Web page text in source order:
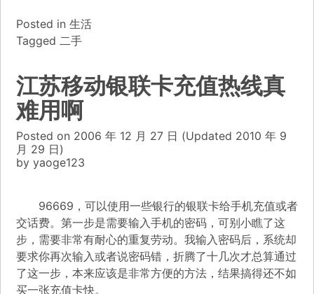
Posted in 生活
Tagged 二手
江苏移动银联卡充值热线真
难用啊
Posted on 2006 年 12 月 27 日 (Updated 2010 年 9
月 29 日)
by yaoge123
96669，可以使用一些银行的银联卡给手机充值或者
交话费。第一步是需要输入手机的密码，可别小瞧了这
步，需要非常有耐心的重复劳动。我输入密码后，系统却
要求你再次输入或者说密码错，折腾了十几次才总算通过
了这一步，本来应该是非常方便的方法，结果搞得还不如
买一张充值卡快。